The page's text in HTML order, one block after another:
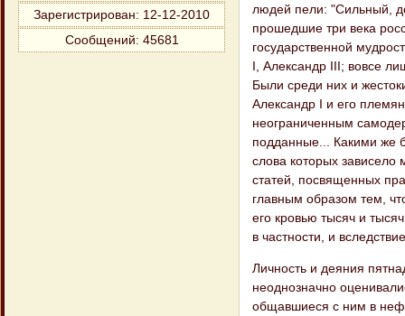
Зарегистрирован: 12-12-2010
Сообщений: 45681
людей пели: "Сильный,
прошедшие три века
государственной
I, Александр III; вовсе
Были среди них и
Александр I и его
неограниченным
подданные... Какими же
слова которых зависело
статей, посвященных
главным образом тем,
его кровью тысяч и
в частности, и
Личность и деяния
неоднозначно
общавшиеся с ним в